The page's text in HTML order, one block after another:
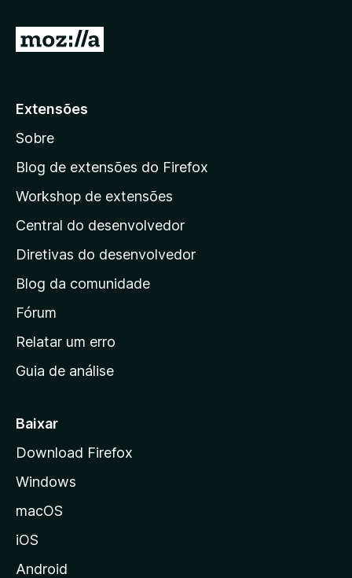
a
a
a
á
g
i
a
i
n
c
a
d
a
z
i
Extensões
Sobre
Blog de extensões do Firefox
Workshop de extensões
Central do desenvolvedor
Diretivas do desenvolvedor
Blog da comunidade
Fórum
Relatar um erro
Guia de análise
Baixar
Download Firefox
Windows
macOS
iOS
Android